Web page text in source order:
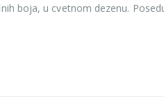
boja, u cvetnom dezenu.